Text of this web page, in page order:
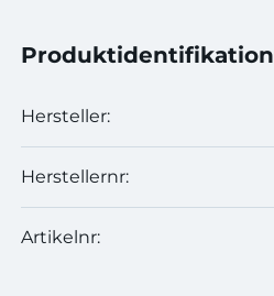
Produktidentifikation
Hersteller:
Herstellernr:
Artikelnr: